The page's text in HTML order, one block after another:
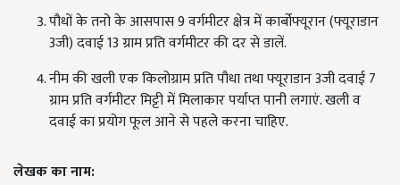
पौधों के तनो के आसपास 9 वर्गमीटर क्षेत्र में कार्बोफ्यूरान (फ्यूराडान
3जी) दवाई 13 ग्राम प्रति वर्गमीटर की दर से डालें.
नीम की खली एक किलोग्राम प्रति पौधा तथा फ्यूराडान 3जी दवाई 7
ग्राम प्रति वर्गमीटर मिट्टी में मिलाकार पर्याप्त पानी लगाएं. खली व
दवाई का प्रयोग फूल आने से पहले करना चाहिए.
लेखक का नाम: